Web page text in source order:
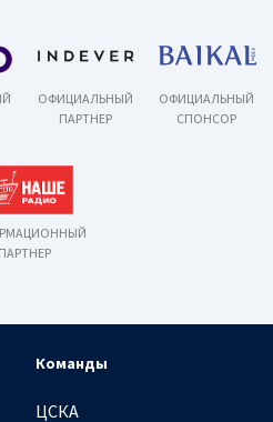
ОФИЦИАЛЬНЫЙ
ПАРТНЕР
ОФИЦИАЛЬНЫЙ
СПОНСОР
ПАРТНЕР
Команды
ЦСКА